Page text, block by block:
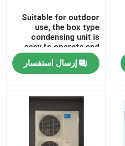
Suitable for outdoor
use, the box type
condensing unit is
easy to operate and
can meet the needs of
refrigerants such as
R404A, R507A, R448,
إرسال استفسار